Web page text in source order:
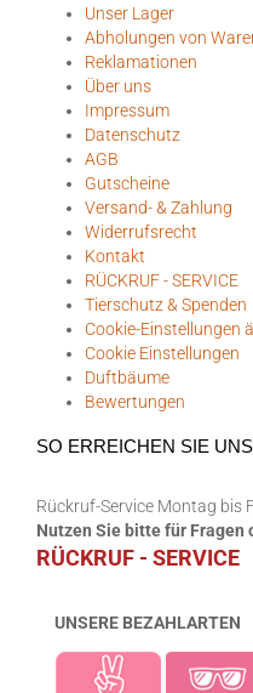
Unser Lager
Abholungen von
Reklamationen
Über uns
Impressum
Datenschutz
AGB
Gutscheine
Versand- & Zahlung
Widerrufsrecht
Kontakt
RÜCKRUF - SERVICE
Tierschutz & Spenden
Cookie-Einstellungen
Cookie Einstellungen
Duftbäume
Bewertungen
SO ERREICHEN SIE UNS
Rückruf-Service Montag bis
Nutzen Sie bitte für Fragen
RÜCKRUF - SERVICE
UNSERE BEZAHLARTEN